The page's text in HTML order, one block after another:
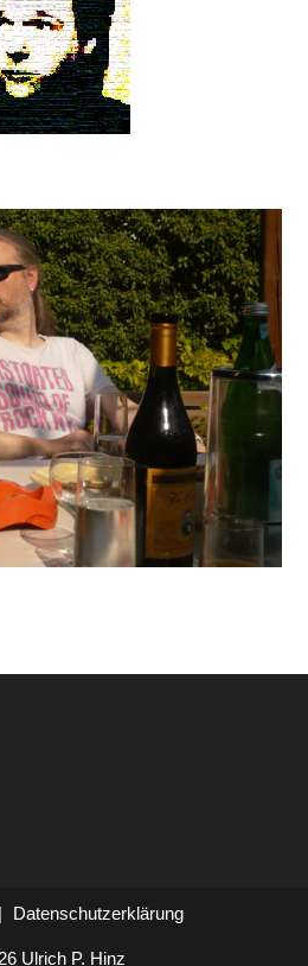
Datenschutzerklärung
Ulrich P. Hinz